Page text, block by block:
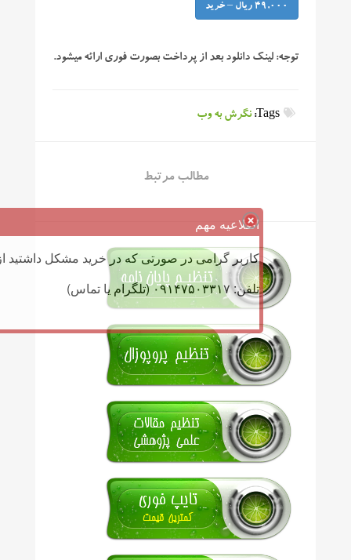
49,000 ریال – خرید
توجه: لینک دانلود بعد از پرداخت بصورت فوری ارائه میشود.
Tags: نگرش به وب
مطالب مرتبط
اطلاعیه مهم
کاربر گرامی در صورتی که در خرید مشکل داشتید
تلفن: ۰۹۱۴۷۵۰۳۳۱۷ (تلگرام یا تماس)